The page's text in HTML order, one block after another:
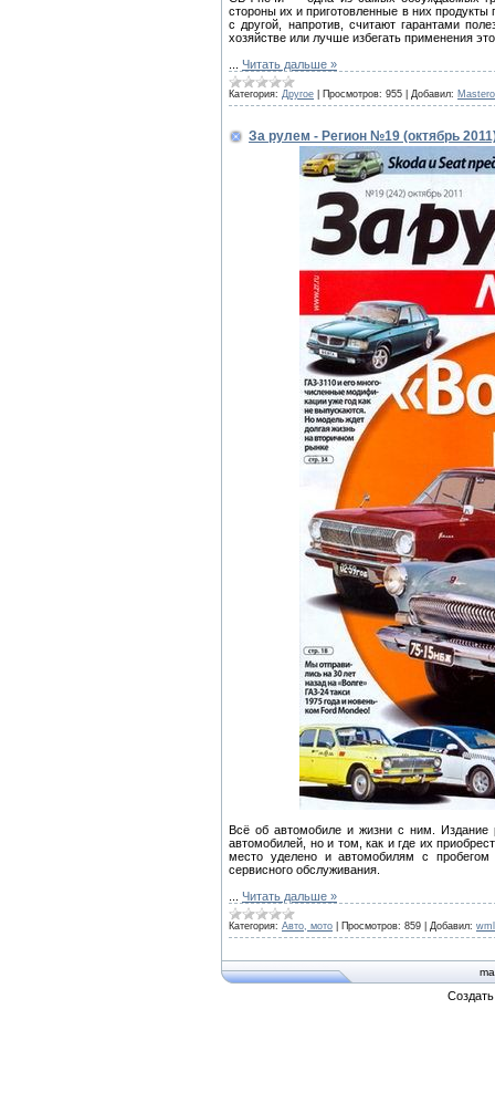
стороны их и приготовленные в них продукты
с другой, напротив, считают гарантами
хозяйстве или лучше избегать применения
Читать дальше »
Категория: Другое Просмотров: 955 Добавил:
За рулем - Регион №19 (октябрь
Всё об автомобиле и жизни с ним. Издание
автомобилей, но и том, как и где их
место уделено и автомобилям с
сервисного обслуживания.
Читать дальше »
Категория: Авто, мото Просмотров: 859 Добавил: